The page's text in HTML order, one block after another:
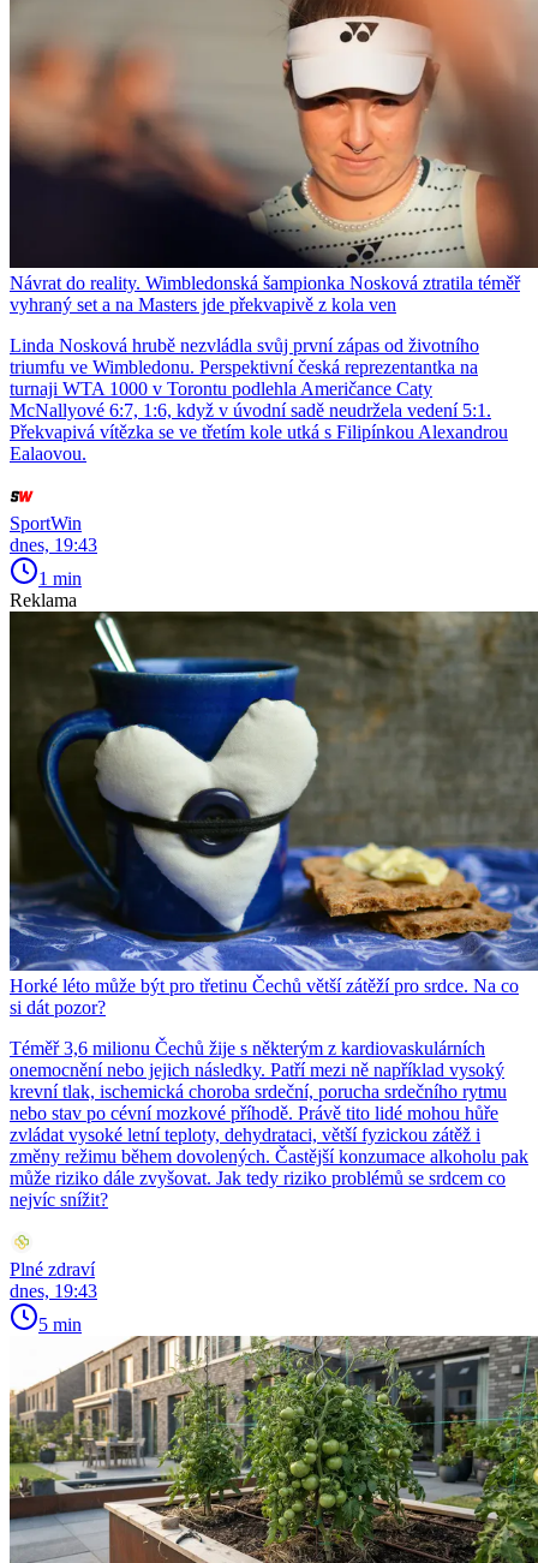
Návrat do reality. Wimbledonská šampionka Nosková ztratila téměř
vyhraný set a na Masters jde překvapivě z kola ven
Linda Nosková hrubě nezvládla svůj první zápas od životního
triumfu ve Wimbledonu. Perspektivní česká reprezentantka na
turnaji WTA 1000 v Torontu podlehla Američance Caty
McNallyové 6:7, 1:6, když v úvodní sadě neudržela vedení 5:1.
Překvapivá vítězka se ve třetím kole utká s Filipínkou Alexandrou
Ealaovou.
SportWin
dnes, 19:43
1 min
Reklama
Horké léto může být pro třetinu Čechů větší zátěží pro srdce. Na co
si dát pozor?
Téměř 3,6 milionu Čechů žije s některým z kardiovaskulárních
onemocnění nebo jejich následky. Patří mezi ně například vysoký
krevní tlak, ischemická choroba srdeční, porucha srdečního rytmu
nebo stav po cévní mozkové příhodě. Právě tito lidé mohou hůře
zvládat vysoké letní teploty, dehydrataci, větší fyzickou zátěž i
změny režimu během dovolených. Častější konzumace alkoholu pak
může riziko dále zvyšovat. Jak tedy riziko problémů se srdcem co
nejvíc snížit?
Plné zdraví
dnes, 19:43
5 min